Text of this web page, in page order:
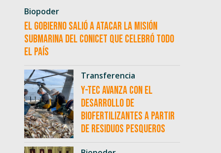
Biopoder
El Gobierno salió a atacar la misión
submarina del CONICET que celebró todo
el país
Transferencia
Y-TEC avanza con el
desarrollo de
biofertilizantes a partir
de residuos pesqueros